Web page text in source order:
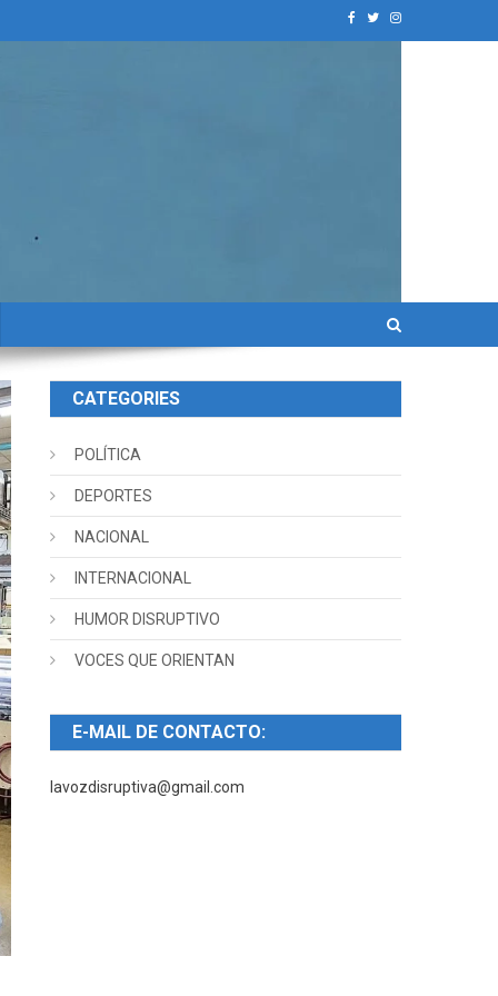
CATEGORIES
POLÍTICA
DEPORTES
NACIONAL
INTERNACIONAL
HUMOR DISRUPTIVO
VOCES QUE ORIENTAN
E-MAIL DE CONTACTO:
lavozdisruptiva@gmail.com